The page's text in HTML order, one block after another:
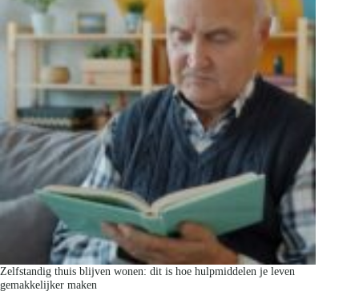
Zelfstandig thuis blijven wonen: dit is hoe hulpmiddelen je leven
gemakkelijker maken